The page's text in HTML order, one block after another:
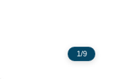
1/9